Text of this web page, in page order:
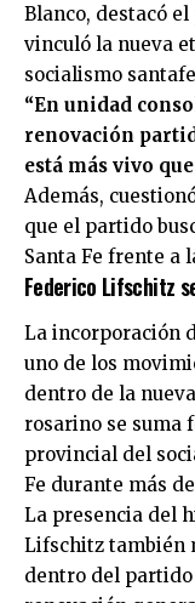
Blanco, destacó
vinculó la nueva
socialismo
“En unidad
renovación
está más vivo
Además,
que el partido
Santa Fe frente a
Federico Lifschitz
La incorporación
uno de los
dentro de la
rosarino se suma
provincial del
Fe durante más
La presencia del
Lifschitz también
dentro del partido